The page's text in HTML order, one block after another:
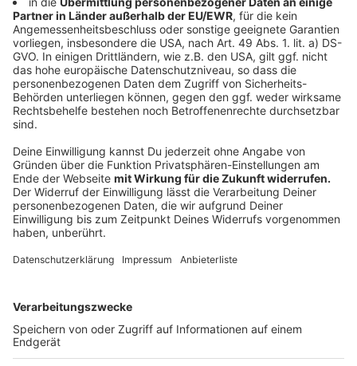
(SPD) bekannt. "Die uns beratenden Experten gehen
nicht mehr davon aus, dass es noch mal zu einer
großen, zu einer schweren Winterwelle kommen wird",
sagte er. Laut Infektionsschutzgesetz des Bundes
sollte die Maskenpflicht im Fernverkehr eigentlich bis
zum 7. April andauern.
NRW folgt mit der Ankündigung zum Wegfall der
Maskenpflicht dem Vorgehen in etlichen anderen
Bundesländern. Die Debatte hatte in dieser Woche an
haben weitere Bundesländer das Ende der
und Schleswig-Holstein ist die Maske schon nicht
mehr Pflicht im öffentlichen Nahverkehr.
Anzeige